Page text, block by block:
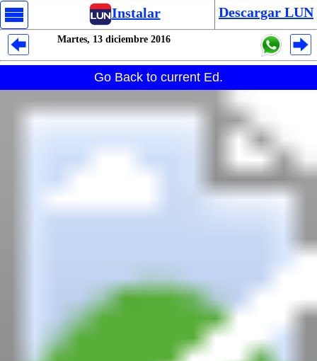
Instalar Descargar LUN
Martes, 13 diciembre 2016
Go Back to current Ed.
Despliegues Analytics
Despliegues Totales
Despliegues por Rubros